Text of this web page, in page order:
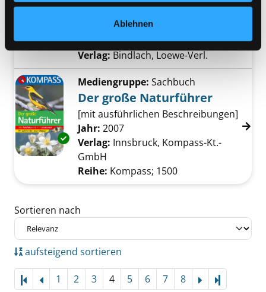
Ablehnen
Exemplar-Details von Tafiti anzeigen
Tafiti
heute bin ich du!
Suche nach diesem Verfasser
Jahr:2017
Verlag:Bindlach, Loewe-Verl.
Exemplar-Details von Der große Naturführer
Mediengruppe: Sachbuch
Der große Naturführer
[mit ausführlichen Beschreibungen]
Suche nach diesem Verfasser
Jahr: 2007
Verlag: Innsbruck, Kompass-Kt.-
GmbH
Reihe: Kompass; 1500
Zu den Suchfiltern springen
Sortieren nach
aufsteigend sortieren
1 2 3 4 5 6 7 8